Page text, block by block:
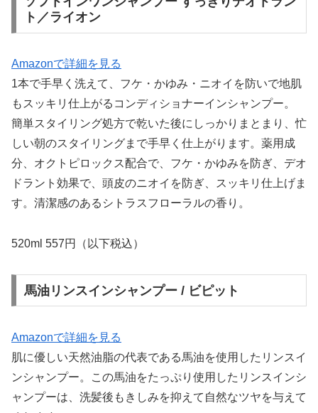
ト／ライオン
Amazonで詳細を見る
1本で手早く洗えて、フケ・かゆみ・ニオイを防いで地肌
もスッキリ仕上がるコンディショナーインシャンプー。
簡単スタイリング処方で乾いた後にしっかりまとまり、忙
しい朝のスタイリングまで手早く仕上がります。薬用成
分、オクトピロックス配合で、フケ・かゆみを防ぎ、デオ
ドラント効果で、頭皮のニオイを防ぎ、スッキリ仕上げま
す。清潔感のあるシトラスフローラルの香り。
520ml 557円（以下税込）
馬油リンスインシャンプー / ビピット
Amazonで詳細を見る
肌に優しい天然油脂の代表である馬油を使用したリンスイ
ンシャンプー。この馬油をたっぷり使用したリンスインシ
ャンプーは、洗髪後もきしみを抑えて自然なツヤを与えて